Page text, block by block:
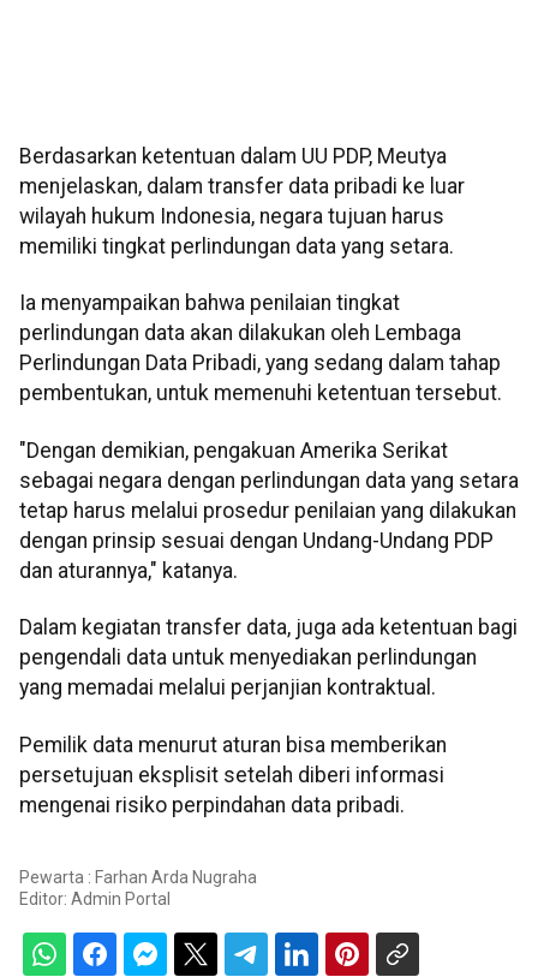
Berdasarkan ketentuan dalam UU PDP, Meutya
menjelaskan, dalam transfer data pribadi ke luar
wilayah hukum Indonesia, negara tujuan harus
memiliki tingkat perlindungan data yang setara.
Ia menyampaikan bahwa penilaian tingkat
perlindungan data akan dilakukan oleh Lembaga
Perlindungan Data Pribadi, yang sedang dalam tahap
pembentukan, untuk memenuhi ketentuan tersebut.
"Dengan demikian, pengakuan Amerika Serikat
sebagai negara dengan perlindungan data yang setara
tetap harus melalui prosedur penilaian yang dilakukan
dengan prinsip sesuai dengan Undang-Undang PDP
dan aturannya," katanya.
Dalam kegiatan transfer data, juga ada ketentuan bagi
pengendali data untuk menyediakan perlindungan
yang memadai melalui perjanjian kontraktual.
Pemilik data menurut aturan bisa memberikan
persetujuan eksplisit setelah diberi informasi
mengenai risiko perpindahan data pribadi.
Pewarta : Farhan Arda Nugraha
Editor: Admin Portal